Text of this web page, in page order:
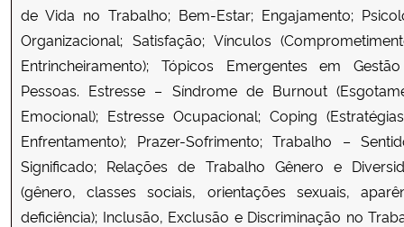
de Vida no Trabalho; Bem-Estar; Engajamento;
Organizacional; Satisfação; Vínculos
Entrincheiramento); Tópicos Emergentes em
Pessoas. Estresse – Síndrome de Burnout
Emocional); Estresse Ocupacional; Coping
Enfrentamento); Prazer-Sofrimento; Trabalho –
Significado; Relações de Trabalho Gênero e
(gênero, classes sociais, orientações sexuais,
deficiência); Inclusão, Exclusão e Discriminação no